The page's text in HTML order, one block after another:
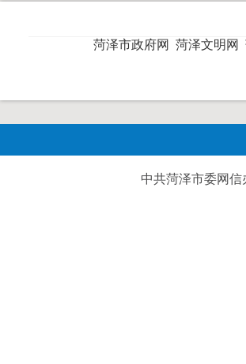
菏泽市政府网 菏泽文明网
中共菏泽市委网信